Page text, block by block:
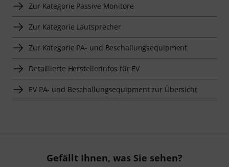
Zur Kategorie Passive Monitore
Zur Kategorie Lautsprecher
Zur Kategorie PA- und Beschallungsequipment
Detaillierte Herstellerinfos für EV
EV PA- und Beschallungsequipment zur Übersicht
Gefällt Ihnen, was Sie sehen?